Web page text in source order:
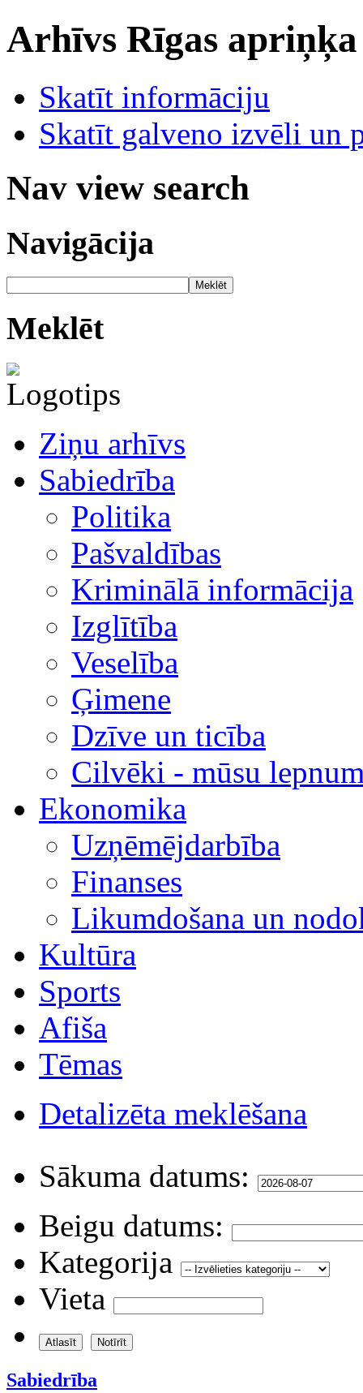
Arhīvs Rīgas
Skatīt informāciju
Skatīt galveno izvēli un
Nav view search
Navigācija
Meklēt
Meklēt
Ziņu arhīvs
Sabiedrība
Politika
Pašvaldības
Kriminālā informācija
Izglītība
Veselība
Ģimene
Dzīve un ticība
Cilvēki - mūsu
Ekonomika
Uzņēmējdarbība
Finanses
Likumdošana un
Kultūra
Sports
Afiša
Tēmas
Detalizēta meklēšana
Sākuma datums:
Beigu datums:
Kategorija
Vieta
Sabiedrība